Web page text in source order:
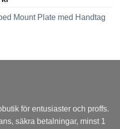
tillMount Plate med Handtag
för entusiaster och proffs.
säkra betalningar, minst 1